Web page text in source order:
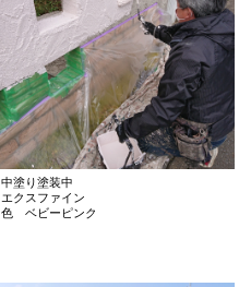
中塗り塗装中
エクスファイン
色 ベビーピンク